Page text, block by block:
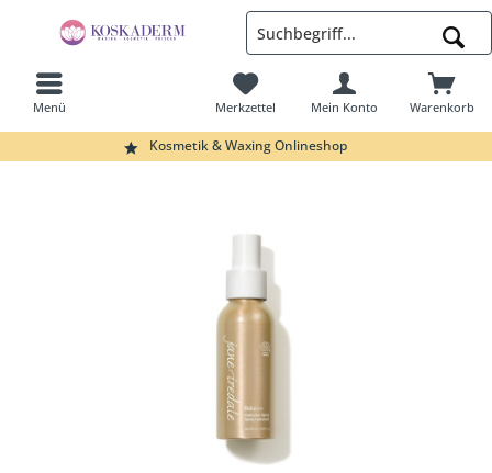
Kosmetik & Waxing Onlineshop
Menü Warenkorb
Merkzettel Mein Konto